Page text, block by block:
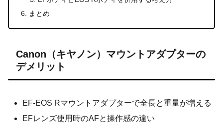
まとめ
Canon（キヤノン）マウントアダプターの
デメリット
EF-EOS Rマウントアダプターで全長と重量が増える
EFレンズ使用時のAFと操作感の違い